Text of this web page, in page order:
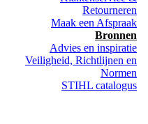
Retourneren
Maak een Afspraak
Bronnen
Advies en inspiratie
Veiligheid, Richtlijnen en
Normen
STIHL catalogus